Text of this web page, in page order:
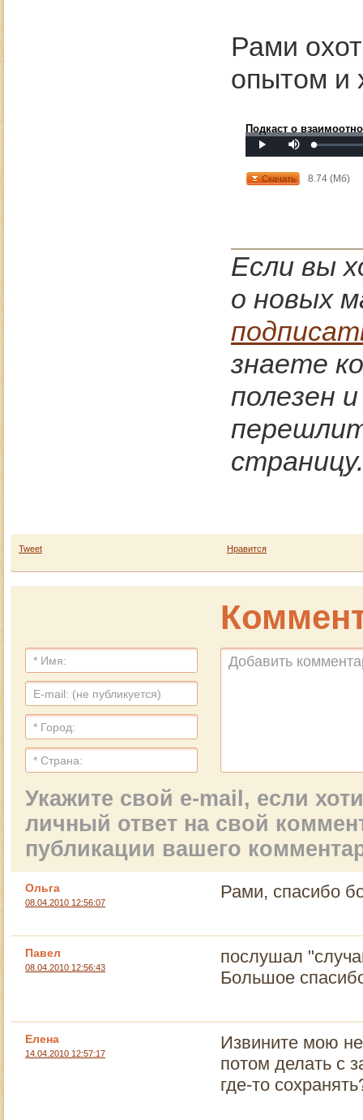
Рами
опытом и
Подкаст о
Play
Mute
Loaded:
0%
Progress:
Скачать 8.74 (Мб)
Если вы
о новых
знаете
полезен
страницу.
Tweet Нравится
Укажите свой e-mail, если
личный ответ на свой
публикации вашего
Ольга
08.04.2010 12:56:07
Рами, спасибо
Павел
08.04.2010 12:56:43
послушал
Большое
Елена
14.04.2010 12:57:17
Извините мою
потом делать с
где-то